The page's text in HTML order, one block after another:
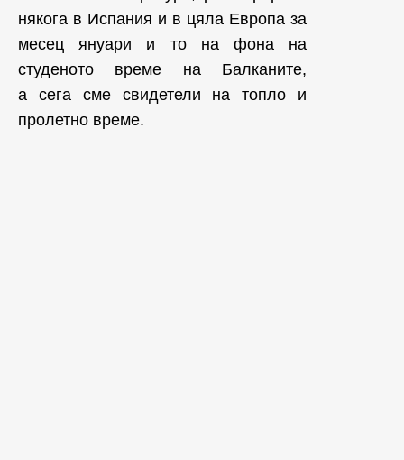
някога в Испания и в цяла Европа за
месец януари и то на фона на
студеното време на Балканите,
а сега сме свидетели на топло и
пролетно време.